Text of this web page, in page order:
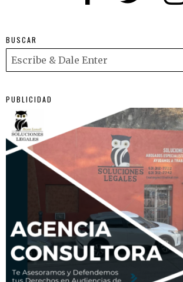
BUSCAR
PUBLICIDAD